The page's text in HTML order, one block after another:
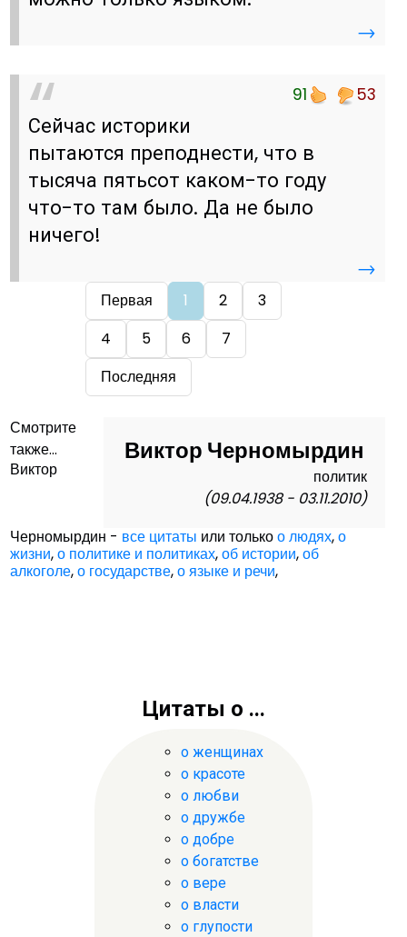
→
91 53
Сейчас историки
пытаются преподнести, что в
тысяча пятьсот каком-то году
что-то там было. Да не было
ничего!
→
Первая 1 2
3
4
5 6
7
Последняя
Виктор Черномырдин
политик
(09.04.1938 - 03.11.2010)
Смотрите
также...
Виктор
Черномырдин - все цитаты или толькоо людях,о
жизни,о политике и политиках,об истории,об
алкоголе,о государстве,о языке и речи,
Цитаты о ...
о женщинах
о красоте
о любви
о дружбе
о добре
о богатстве
о вере
о власти
о глупости